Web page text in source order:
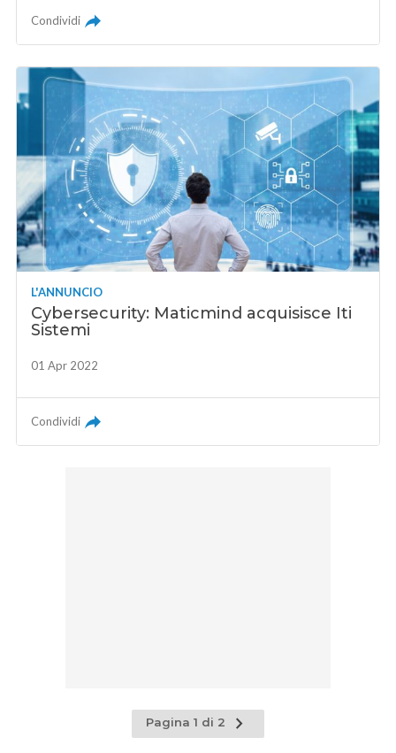
Condividi
L'ANNUNCIO
Cybersecurity: Maticmind acquisisce Iti
Sistemi
01 Apr 2022
Condividi
Pagina 1 di 2
Pagina
successiva